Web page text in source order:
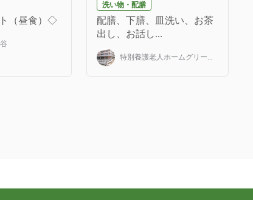
（昼食）◇
洗い物・配膳
配膳、下膳、皿洗い、お茶
出し、お話し...
特別養護老人ホームグリー...